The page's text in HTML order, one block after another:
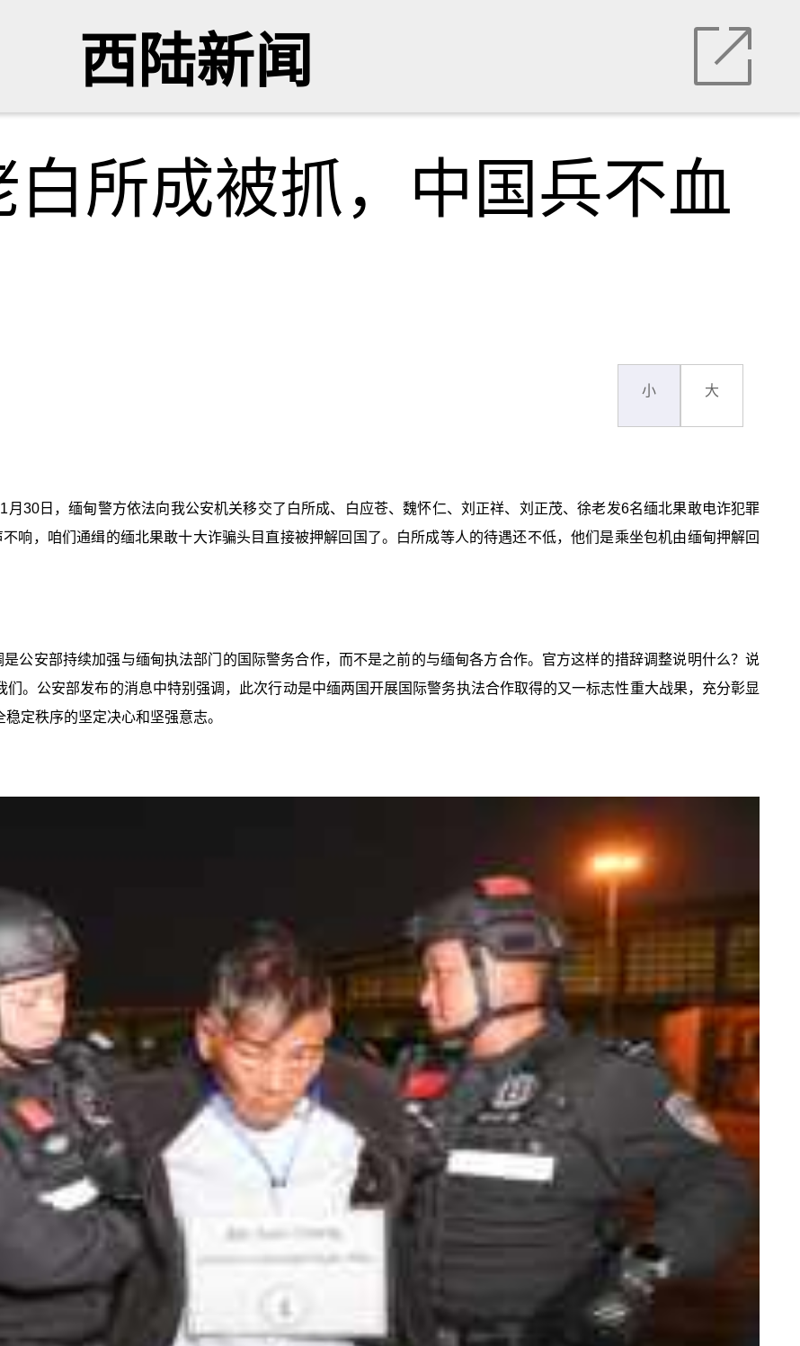
西陆新闻
所成被抓，中国兵不血
小 大
30日，缅甸警方依法向我公安机关移交了白所成、白应苍、魏怀仁、刘正祥、刘正茂、徐老发6名缅北果敢电诈犯罪
响，咱们通缉的缅北果敢十大诈骗头目直接被押解回国了。白所成等人的待遇还不低，他们是乘坐包机由缅甸押解回
公安部持续加强与缅甸执法部门的国际警务合作，而不是之前的与缅甸各方合作。官方这样的措辞调整说明什么？说
。公安部发布的消息中特别强调，此次行动是中缅两国开展国际警务执法合作取得的又一标志性重大战果，充分彰显
定秩序的坚定决心和坚强意志。